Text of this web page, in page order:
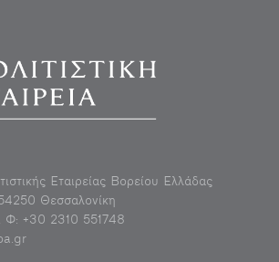
Εταιρείας Βορείου Ελλάδας
Θεσσαλονίκη
Φ: +30 2310 551748